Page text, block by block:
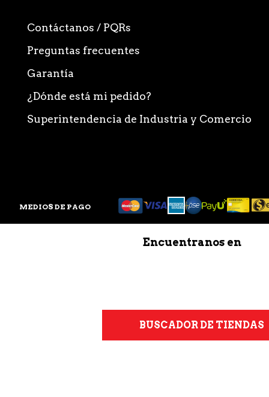
Contáctanos / PQRs
Preguntas frecuentes
Garantía
¿Dónde está mi pedido?
Superintendencia de Industria y Comercio
Encuentranos en
BUSCADOR DE TIENDAS
MEDIOS DE PAGO